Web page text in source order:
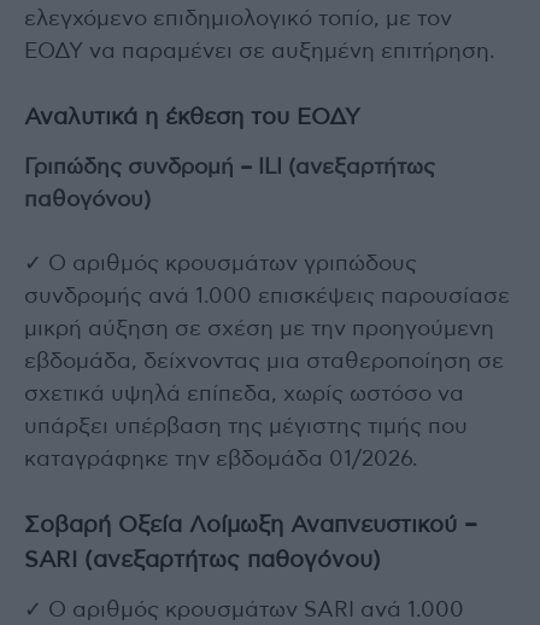
ελεγχόμενο επιδημιολογικό τοπίο, με τον
ΕΟΔΥ να παραμένει σε αυξημένη επιτήρηση.
Αναλυτικά η έκθεση του ΕΟΔΥ
Γριπώδης συνδρομή – ILI (ανεξαρτήτως
παθογόνου)
✓ Ο αριθμός κρουσμάτων γριπώδους
συνδρομής ανά 1.000 επισκέψεις παρουσίασε
μικρή αύξηση σε σχέση με την προηγούμενη
εβδομάδα, δείχνοντας μια σταθεροποίηση σε
σχετικά υψηλά επίπεδα, χωρίς ωστόσο να
υπάρξει υπέρβαση της μέγιστης τιμής που
καταγράφηκε την εβδομάδα 01/2026.
Σοβαρή Οξεία Λοίμωξη Αναπνευστικού –
SARI (ανεξαρτήτως παθογόνου)
✓ Ο αριθμός κρουσμάτων SARI ανά 1.000